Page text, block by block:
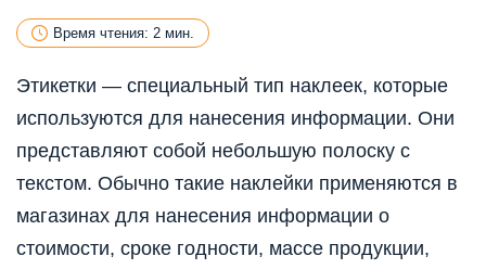
Время чтения: 2 мин.
Этикетки — специальный тип наклеек, которые
используются для нанесения информации. Они
представляют собой небольшую полоску с
текстом. Обычно такие наклейки применяются в
магазинах для нанесения информации о
стоимости, сроке годности, массе продукции,